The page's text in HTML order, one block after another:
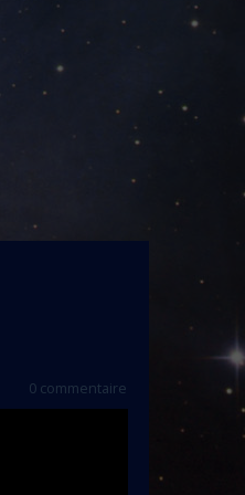
0 commentaire